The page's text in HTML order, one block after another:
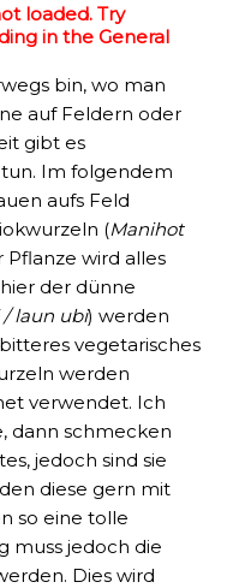
loaded. Try
in the General
bin, wo man
auf Feldern oder
gibt es
Im folgendem
aufs Feld
(Manihot
Pflanze wird alles
der dünne
/ laun ubi) werden
vegetarisches
werden
verwendet. Ich
dann schmecken
jedoch sind sie
diese gern mit
so eine tolle
muss jedoch die
Dies wird